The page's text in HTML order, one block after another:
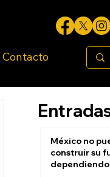
Contacto
México no
construir su
dependiendo